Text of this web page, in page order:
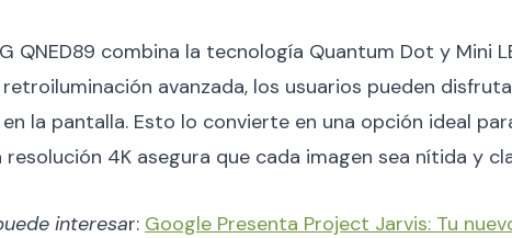
QNED89 combina la tecnología Quantum Dot y
avanzada, los usuarios pueden
la pantalla. Esto lo convierte en una opción ideal
resolución 4K asegura que cada imagen sea nítida y
interesar: Google Presenta Project Jarvis: Tu